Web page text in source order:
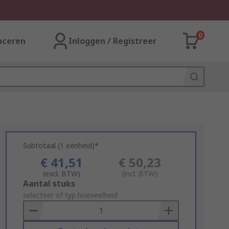
Inloggen / Registreer
0
Subtotaal (1 eenheid)*
€ 41,51
(excl. BTW)
€ 50,23
(incl. BTW)
Add
to
Basket
Aantal stuks
selecteer of typ hoeveelheid